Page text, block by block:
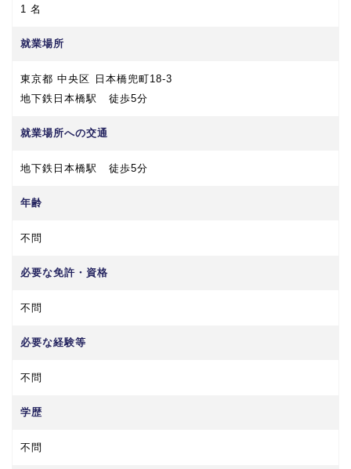
1 名
就業場所
東京都 中央区 日本橋兜町18-3
地下鉄日本橋駅 徒歩5分
就業場所への交通
地下鉄日本橋駅 徒歩5分
年齢
不問
必要な免許・資格
不問
必要な経験等
不問
学歴
不問